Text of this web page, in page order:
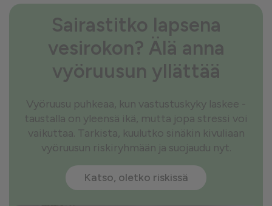
Sairastitko lapsena
vesirokon? Älä anna
vyöruusun yllättää
Vyöruusu puhkeaa, kun vastustuskyky laskee -
taustalla on yleensä ikä, mutta jopa stressi voi
vaikuttaa. Tarkista, kuulutko sinäkin kivuliaan
vyöruusun riskiryhmään ja suojaudu nyt.
Katso, oletko riskissä